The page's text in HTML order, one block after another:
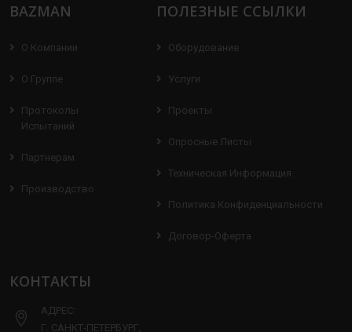
BAZMAN
О Компании
О Группе
Протоколы
Испытаний
Партнерам
Производство
ПОЛЕЗНЫЕ ССЫЛКИ
Оборудование
Услуги
Проекты
Опросные Листы
Техническая Информация
Политика Конфиденциальности
Договор-Оферта
КОНТАКТЫ
АДРЕС:
Г. САНКТ-ПЕТЕРБУРГ,